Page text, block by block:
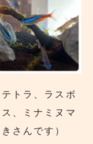
トラ、ラスボ
、ミナミヌマ
さんです）